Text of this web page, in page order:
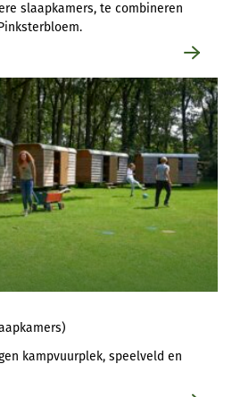
slaapkamers, te combineren
kampvuurplek, speelveld en